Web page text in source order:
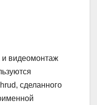
и видеомонтаж
сделанного